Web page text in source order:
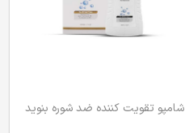
شامپو تقویت کننده ضد شوره بنوید